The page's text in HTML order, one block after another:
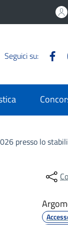
Seguici su:
presso lo